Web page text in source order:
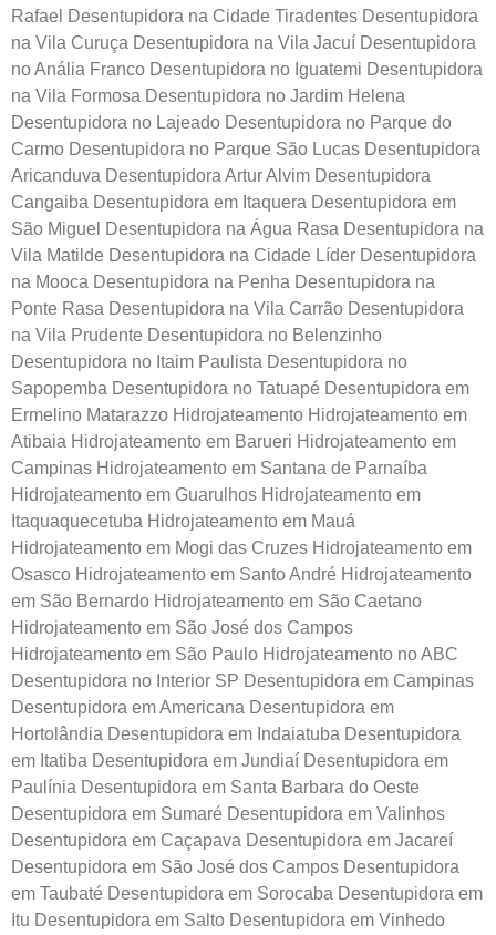
Rafael Desentupidora na Cidade Tiradentes Desentupidora
na Vila Curuça Desentupidora na Vila Jacuí Desentupidora
no Anália Franco Desentupidora no Iguatemi Desentupidora
na Vila Formosa Desentupidora no Jardim Helena
Desentupidora no Lajeado Desentupidora no Parque do
Carmo Desentupidora no Parque São Lucas Desentupidora
Aricanduva Desentupidora Artur Alvim Desentupidora
Cangaiba Desentupidora em Itaquera Desentupidora em
São Miguel Desentupidora na Água Rasa Desentupidora na
Vila Matilde Desentupidora na Cidade Líder Desentupidora
na Mooca Desentupidora na Penha Desentupidora na
Ponte Rasa Desentupidora na Vila Carrão Desentupidora
na Vila Prudente Desentupidora no Belenzinho
Desentupidora no Itaim Paulista Desentupidora no
Sapopemba Desentupidora no Tatuapé Desentupidora em
Ermelino Matarazzo Hidrojateamento Hidrojateamento em
Atibaia Hidrojateamento em Barueri Hidrojateamento em
Campinas Hidrojateamento em Santana de Parnaíba
Hidrojateamento em Guarulhos Hidrojateamento em
Itaquaquecetuba Hidrojateamento em Mauá
Hidrojateamento em Mogi das Cruzes Hidrojateamento em
Osasco Hidrojateamento em Santo André Hidrojateamento
em São Bernardo Hidrojateamento em São Caetano
Hidrojateamento em São José dos Campos
Hidrojateamento em São Paulo Hidrojateamento no ABC
Desentupidora no Interior SP Desentupidora em Campinas
Desentupidora em Americana Desentupidora em
Hortolândia Desentupidora em Indaiatuba Desentupidora
em Itatiba Desentupidora em Jundiaí Desentupidora em
Paulínia Desentupidora em Santa Barbara do Oeste
Desentupidora em Sumaré Desentupidora em Valinhos
Desentupidora em Caçapava Desentupidora em Jacareí
Desentupidora em São José dos Campos Desentupidora
em Taubaté Desentupidora em Sorocaba Desentupidora em
Itu Desentupidora em Salto Desentupidora em Vinhedo